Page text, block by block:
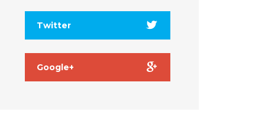
Twitter
Google+